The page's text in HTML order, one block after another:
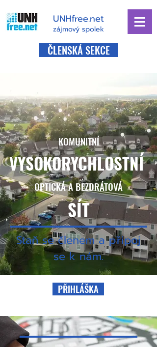
UNHfree.net
zájmový spolek
ČLENSKÁ SEKCE
KOMUNITNÍ
VYSOKORYCHLOSTNÍ
OPTICKÁ A BEZDRÁTOVÁ
SÍT
Staň se členem a připoj
se k nám.
PŘIHLÁŠKA